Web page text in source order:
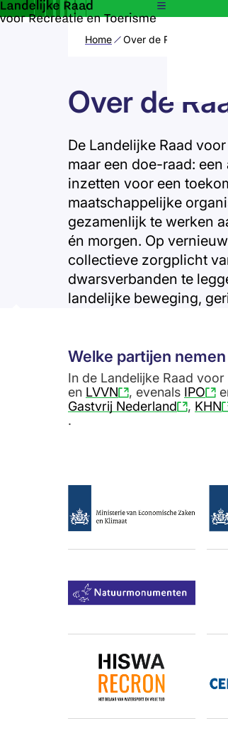
Home Over de Raad
Over de
De Landelijke Raad
maar een doe-raad:
inzetten voor een
maatschappelijke
gezamenlijk te werken
én morgen. Op
collectieve zorgplicht
dwarsverbanden te
landelijke beweging,
Welke partijen
In de Landelijke Raad
en LVVN , evenals IPO
Gastvrij Nederland
, KHN
.